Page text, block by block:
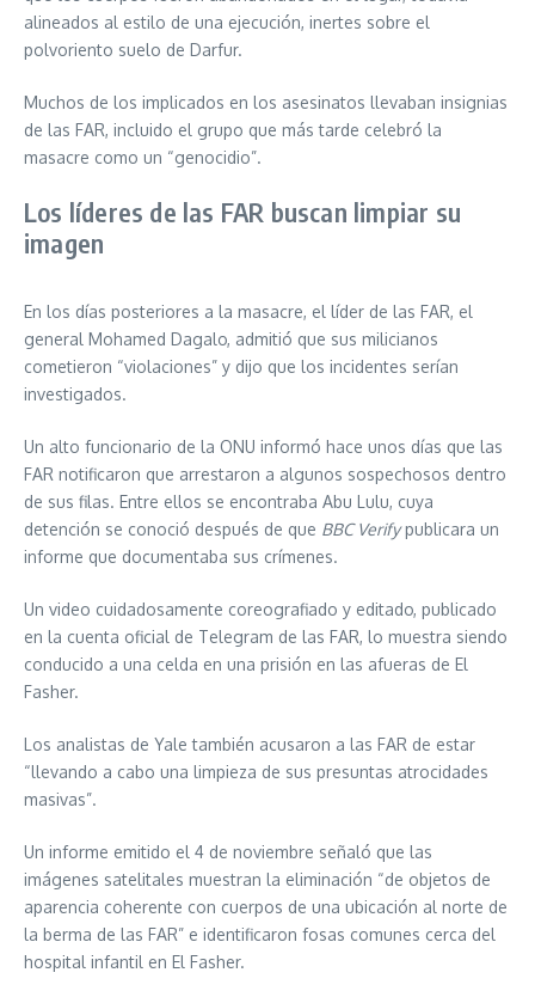
alineados al estilo de una ejecución, inertes sobre el
polvoriento suelo de Darfur.
Muchos de los implicados en los asesinatos llevaban insignias
de las FAR, incluido el grupo que más tarde celebró la
masacre como un “genocidio”.
Los líderes de las FAR buscan limpiar su
imagen
En los días posteriores a la masacre, el líder de las FAR, el
general Mohamed Dagalo, admitió que sus milicianos
cometieron “violaciones” y dijo que los incidentes serían
investigados.
Un alto funcionario de la ONU informó hace unos días que las
FAR notificaron que arrestaron a algunos sospechosos dentro
de sus filas. Entre ellos se encontraba Abu Lulu, cuya
detención se conoció después de que BBC Verifypublicara un
informe que documentaba sus crímenes.
Un video cuidadosamente coreografiado y editado, publicado
en la cuenta oficial de Telegram de las FAR, lo muestra siendo
conducido a una celda en una prisión en las afueras de El
Fasher.
Los analistas de Yale también acusaron a las FAR de estar
“llevando a cabo una limpieza de sus presuntas atrocidades
masivas”.
Un informe emitido el 4 de noviembre señaló que las
imágenes satelitales muestran la eliminación “de objetos de
aparencia coherente con cuerpos de una ubicación al norte de
la berma de las FAR” e identificaron fosas comunes cerca del
hospital infantil en El Fasher.